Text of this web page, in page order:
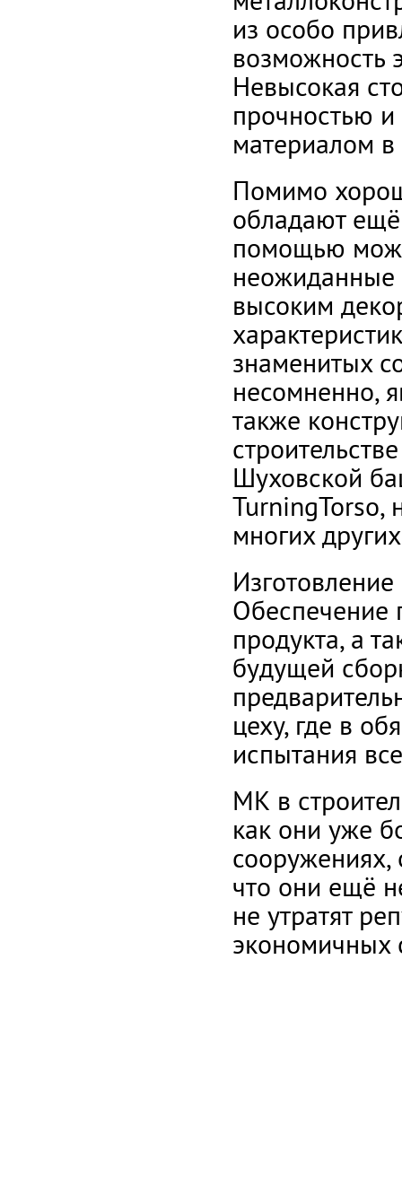
из особо
возможность
Невысокая
прочностью
материалом в
Помимо
обладают
помощью
неожиданные
высоким
знаменитых
несомненно,
также
Шуховской
TurningTorso,
многих
Обеспечение
продукта, а
будущей
цеху, где в
испытания
МК в
как они уже
сооружениях,
что они ещё
не утратят
экономичных